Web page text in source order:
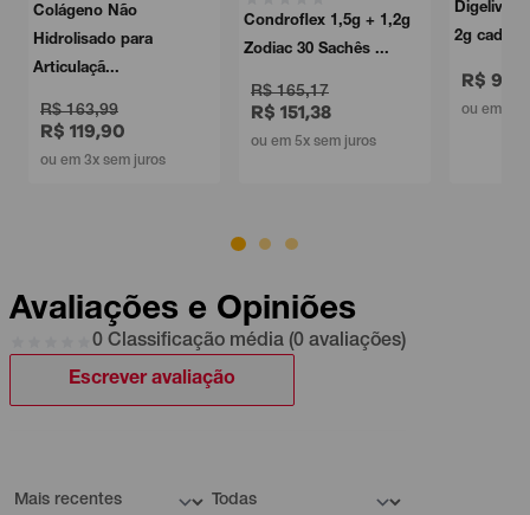
Condroflex 1,5g + 1,2g
Zodiac 30 Sachês ...
R$ 151,38
ou em 5x sem juros
R$ 91,99
ou em 3x sem juros
Avaliações e Opiniões
0 Classificação média (0 avaliações)
Escrever avaliação